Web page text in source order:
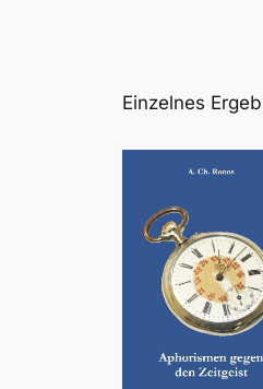
Einzelnes